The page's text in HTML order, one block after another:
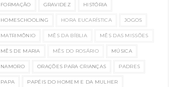
FORMAÇÃO GRAVIDEZ HISTÓRIA
HOMESCHOOLING HORA EUCARÍSTICA JOGOS
MATRIMÔNIO MÊS DA BÍBLIA MÊS DAS MISSÕES
MÊS DE MARIA MÊS DO ROSÁRIO MÚSICA
NAMORO ORAÇÕES PARA CRIANÇAS PADRES
PAPA PAPÉIS DO HOMEM E DA MULHER